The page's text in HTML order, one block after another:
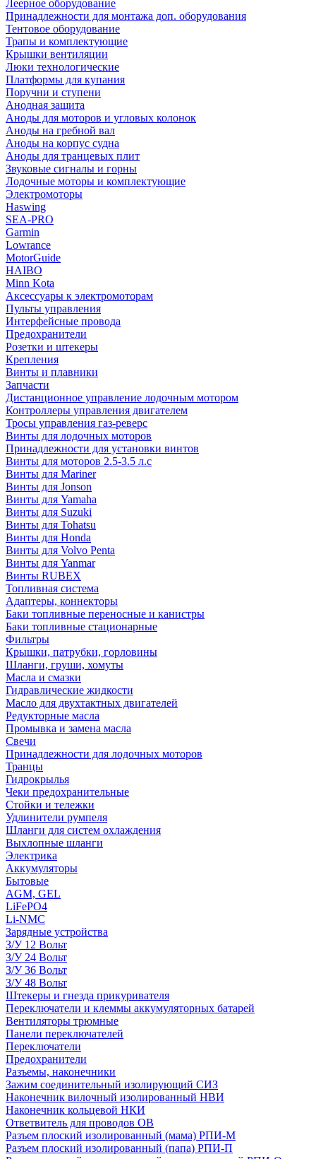
Леерное оборудование
Принадлежности для монтажа доп. оборудования
Тентовое оборудование
Трапы и комплектующие
Крышки вентиляции
Люки технологические
Платформы для купания
Поручни и ступени
Анодная защита
Аноды для моторов и угловых колонок
Аноды на гребной вал
Аноды на корпус судна
Аноды для транцевых плит
Звуковые сигналы и горны
Лодочные моторы и комплектующие
Электромоторы
Haswing
SEA-PRO
Garmin
Lowrance
MotorGuide
HAIBO
Minn Kota
Аксессуары к электромоторам
Пульты управления
Интерфейсные провода
Предохранители
Розетки и штекеры
Крепления
Винты и плавники
Запчасти
Дистанционное управление лодочным мотором
Контроллеры управления двигателем
Тросы управления газ-реверс
Винты для лодочных моторов
Принадлежности для установки винтов
Винты для моторов 2.5-3.5 л.с
Винты для Mariner
Винты для Jonson
Винты для Yamaha
Винты для Suzuki
Винты для Tohatsu
Винты для Honda
Винты для Volvo Penta
Винты для Yanmar
Винты RUBEX
Топливная система
Адаптеры, коннекторы
Баки топливные переносные и канистры
Баки топливные стационарные
Фильтры
Крышки, патрубки, горловины
Шланги, груши, хомуты
Масла и смазки
Гидравлические жидкости
Масло для двухтактных двигателей
Редукторные масла
Промывка и замена масла
Свечи
Принадлежности для лодочных моторов
Транцы
Гидрокрылья
Чеки предохранительные
Стойки и тележки
Удлинители румпеля
Шланги для систем охлаждения
Выхлопные шланги
Электрика
Аккумуляторы
Бытовые
AGM, GEL
LiFePO4
Li-NMC
Зарядные устройства
З/У 12 Вольт
З/У 24 Вольт
З/У 36 Вольт
З/У 48 Вольт
Штекеры и гнезда прикуривателя
Переключатели и клеммы аккумуляторных батарей
Вентиляторы трюмные
Панели переключателей
Переключатели
Предохранители
Разъемы, наконечники
Зажим соединительный изолирующий СИЗ
Наконечник вилочный изолированный НВИ
Наконечник кольцевой НКИ
Ответвитель для проводов ОВ
Разъем плоский изолированный (мама) РПИ-М
Разъем плоский изолированный (папа) РПИ-П